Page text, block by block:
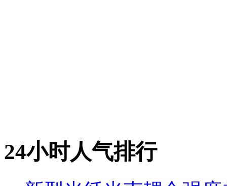
24小时人气排行